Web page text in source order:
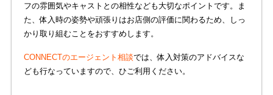
フの雰囲気やキャストとの相性なども大切なポイントです。ま
た、体入時の姿勢や頑張りはお店側の評価に関わるため、しっ
かり取り組むことをおすすめします。
CONNECTのエージェント相談では、体入対策のアドバイスな
ども行なっていますので、ひご利用ください。